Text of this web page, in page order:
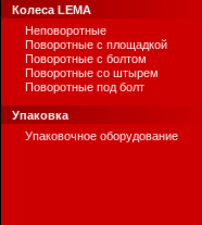
Колеса LEMA
Неповоротные
Поворотные с площадкой
Поворотные с болтом
Поворотные со штырем
Поворотные под болт
Упаковка
Упаковочное оборудование